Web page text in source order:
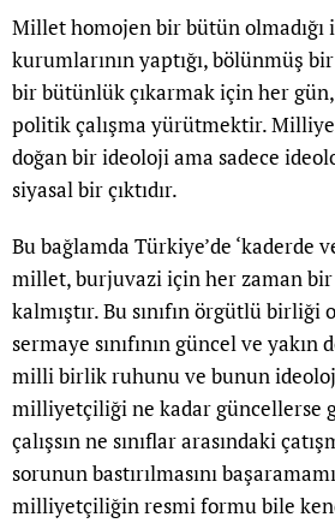
Millet homojen bir bütün olmadığı
kurumlarının yaptığı, bölünmüş
bir bütünlük çıkarmak için her
politik çalışma yürütmektir.
doğan bir ideoloji ama sadece
siyasal bir çıktıdır.
Bu bağlamda Türkiye’de ‘kaderde
millet, burjuvazi için her zaman
kalmıştır. Bu sınıfın örgütlü birliği
sermaye sınıfının güncel ve yakın
milli birlik ruhunu ve bunun
milliyetçiliği ne kadar güncellerse
çalışsın ne sınıflar arasındaki
sorunun bastırılmasını
milliyetçiliğin resmi formu bile